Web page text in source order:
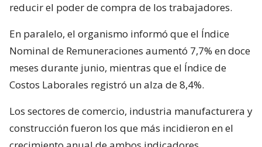
reducir el poder de compra de los trabajadores.
En paralelo, el organismo informó que el Índice
Nominal de Remuneraciones aumentó 7,7% en doce
meses durante junio, mientras que el Índice de
Costos Laborales registró un alza de 8,4%.
Los sectores de comercio, industria manufacturera y
construcción fueron los que más incidieron en el